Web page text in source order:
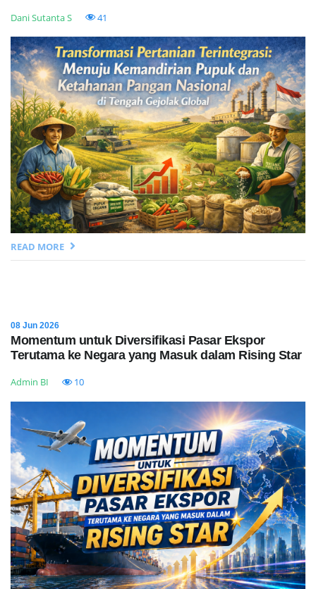
Dani Sutanta S 41
READ MORE
08 Jun 2026
Momentum untuk Diversifikasi Pasar Ekspor
Terutama ke Negara yang Masuk dalam Rising Star
Admin BI 10